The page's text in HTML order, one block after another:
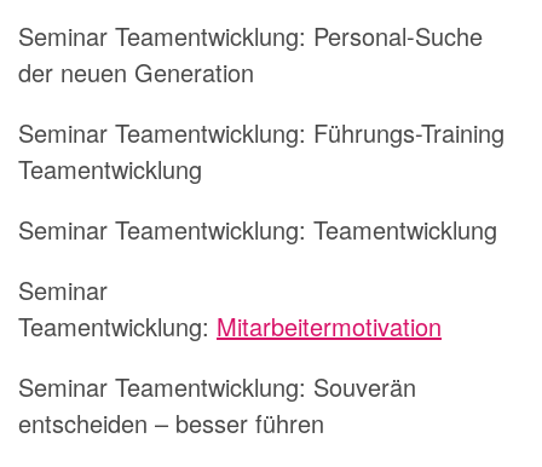
Seminar Teamentwicklung: Personal-Suche
der neuen Generation
Seminar Teamentwicklung: Führungs-Training
Teamentwicklung
Seminar Teamentwicklung: Teamentwicklung
Seminar
Teamentwicklung: Mitarbeitermotivation
Seminar Teamentwicklung: Souverän
entscheiden – besser führen